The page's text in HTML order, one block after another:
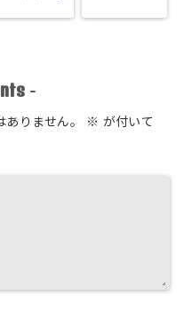
-
りません。 ※ が付いて